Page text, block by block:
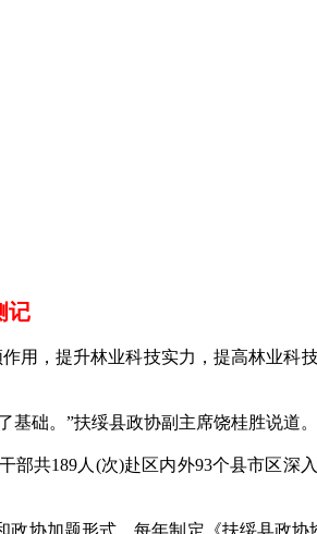
记
，提升林业科技实力，提高林业科
础。”扶绥县政协副主席饶桂胜说道。
共189人(次)赴区内外93个县市区深
协加题形式，每年制定《扶绥县政协